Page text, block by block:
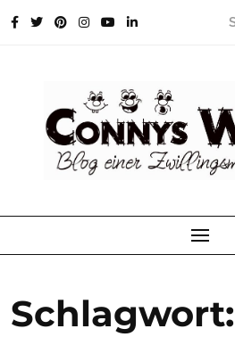
Schlagwort: